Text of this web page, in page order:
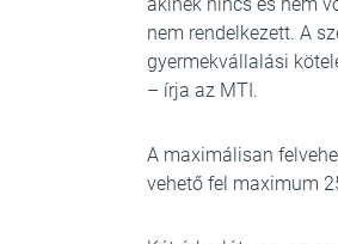
nem rendelkezett. A
gyermekvállalási
– írja az MTI.
A maximálisan
vehető fel maximum